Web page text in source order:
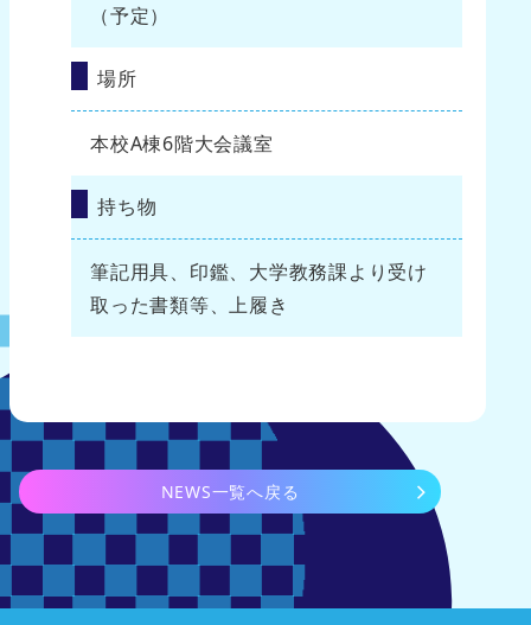
（予定）
場所
本校A棟6階大会議室
持ち物
筆記用具、印鑑、大学教務課より受け
取った書類等、上履き
NEWS一覧へ戻る